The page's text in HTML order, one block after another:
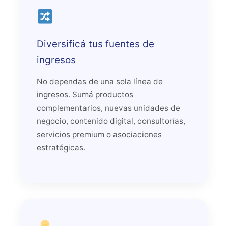
Diversificá tus fuentes de
ingresos
No dependas de una sola línea de
ingresos. Sumá productos
complementarios, nuevas unidades de
negocio, contenido digital, consultorías,
servicios premium o asociaciones
estratégicas.